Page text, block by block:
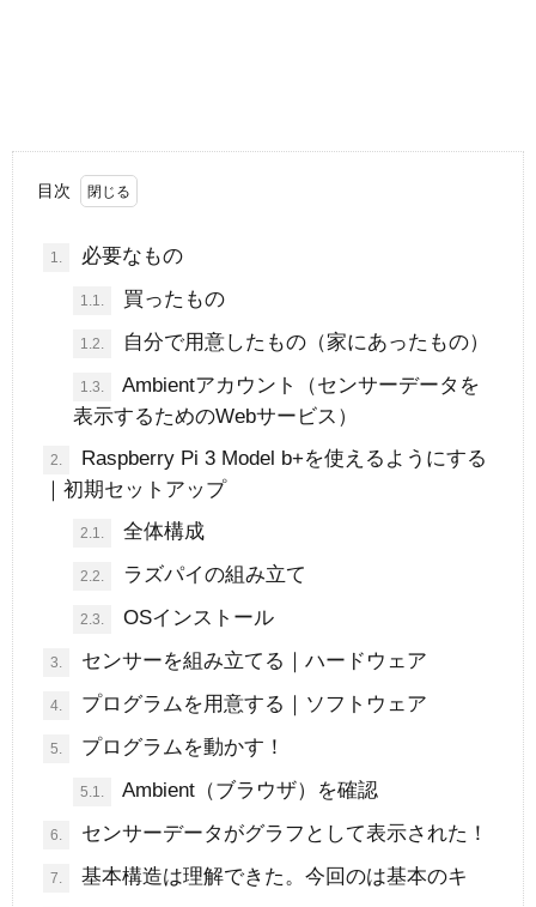
目次
1. 必要なもの
1.1. 買ったもの
1.2. 自分で用意したもの（家にあったもの）
1.3.
Ambientアカウント（センサーデータを
表示するためのWebサービス）
2.
Raspberry Pi 3 Model b+を使えるようにする
｜初期セットアップ
2.1. 全体構成
2.2. ラズパイの組み立て
2.3. OSインストール
3. センサーを組み立てる｜ハードウェア
4. プログラムを用意する｜ソフトウェア
5. プログラムを動かす！
5.1. Ambient（ブラウザ）を確認
6. センサーデータがグラフとして表示された！
7. 基本構造は理解できた。今回のは基本のキ